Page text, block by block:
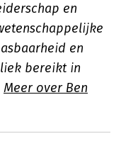
en
en
bereikt in
Meer over Ben